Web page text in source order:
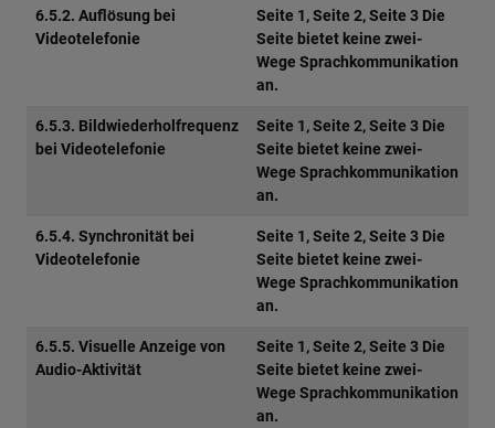
6.5.2. Auflösung bei
Videotelefonie
Seite 1, Seite 2, Seite 3 Die
Seite bietet keine zwei-
Wege Sprachkommunikation
an.
6.5.3. Bildwiederholfrequenz
bei Videotelefonie
Seite 1, Seite 2, Seite 3 Die
Seite bietet keine zwei-
Wege Sprachkommunikation
an.
6.5.4. Synchronität bei
Videotelefonie
Seite 1, Seite 2, Seite 3 Die
Seite bietet keine zwei-
Wege Sprachkommunikation
an.
6.5.5. Visuelle Anzeige von
Audio-Aktivität
Seite 1, Seite 2, Seite 3 Die
Seite bietet keine zwei-
Wege Sprachkommunikation
an.